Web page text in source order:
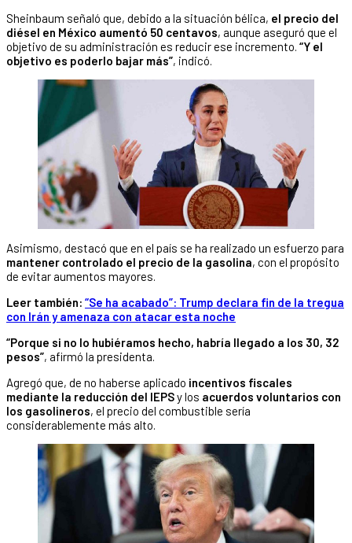
Sheinbaum señaló que, debido a la situación bélica, el precio del
diésel en México aumentó 50 centavos, aunque aseguró que el
objetivo de su administración es reducir ese incremento. “Y el
objetivo es poderlo bajar más”, indicó.
Asimismo, destacó que en el país se ha realizado un esfuerzo para
mantener controlado el precio de la gasolina, con el propósito
de evitar aumentos mayores.
Leer también: “Se ha acabado”: Trump declara fin de la tregua
con Irán y amenaza con atacar esta noche
“Porque si no lo hubiéramos hecho, habría llegado a los 30, 32
pesos”, afirmó la presidenta.
Agregó que, de no haberse aplicado incentivos fiscales
mediante la reducción del IEPSy los acuerdos voluntarios con
los gasolineros, el precio del combustible sería
considerablemente más alto.